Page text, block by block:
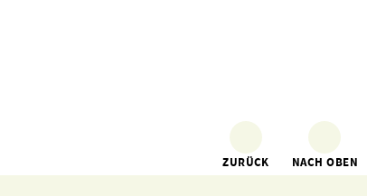
ZURÜCK NACH OBEN